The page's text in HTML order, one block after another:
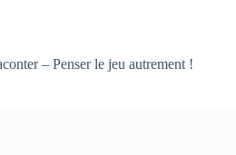
– Penser le jeu autrement !